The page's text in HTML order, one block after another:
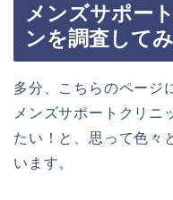
メンズサポー
ンを調査してみ
多分、こちらのページ
メンズサポートクリニ
たい！と、思って色々
います。